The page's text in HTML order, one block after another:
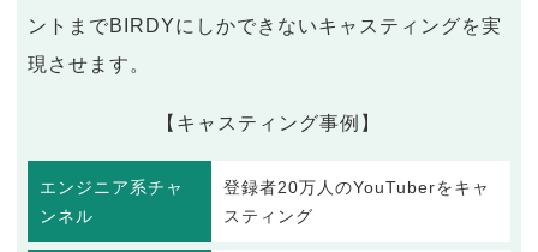
ントまでBIRDYにしかできないキャスティングを実
現させます。
【キャスティング事例】
エンジニア系チャ
ンネル
登録者20万人のYouTuberをキャ
スティング